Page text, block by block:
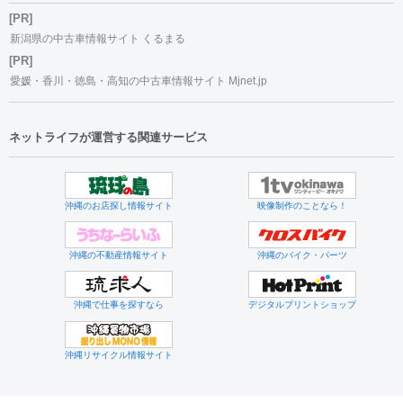
[PR]
新潟県の中古車情報サイト くるまる
[PR]
愛媛・香川・徳島・高知の中古車情報サイト Mjnet.jp
ネットライフが運営する関連サービス
沖縄のお店探し情報サイト 映像制作のことなら！
沖縄の不動産情報サイト 沖縄のバイク・パーツ
沖縄で仕事を探すなら デジタルプリントショップ
沖縄リサイクル情報サイト